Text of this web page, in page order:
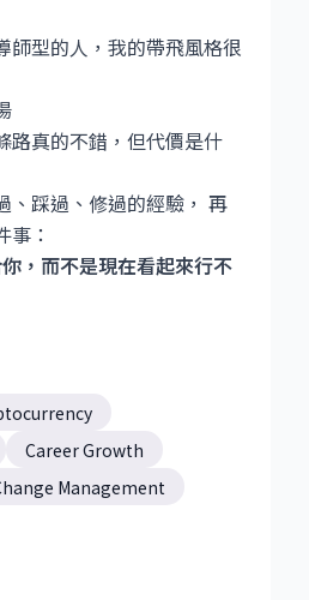
師型的人，我的帶飛風格很
路真的不錯，但代價是什
、踩過、修過的經驗， 再
：
，而不是現在看起來行不
Career Growth
Management